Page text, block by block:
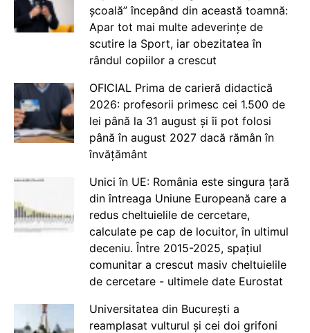
școală” începând din această toamnă:
Apar tot mai multe adeverințe de
scutire la Sport, iar obezitatea în
rândul copiilor a crescut
OFICIAL Prima de carieră didactică
2026: profesorii primesc cei 1.500 de
lei până la 31 august și îi pot folosi
până în august 2027 dacă rămân în
învățământ
Unici în UE: România este singura țară
din întreaga Uniune Europeană care a
redus cheltuielile de cercetare,
calculate pe cap de locuitor, în ultimul
deceniu. Între 2015-2025, spațiul
comunitar a crescut masiv cheltuielile
de cercetare - ultimele date Eurostat
Universitatea din București a
reamplasat vulturul și cei doi grifoni